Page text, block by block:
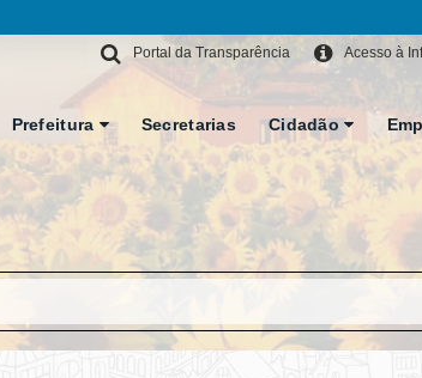
Acesso à
Portal da Transparência
Prefeitura Secretarias Cidadão